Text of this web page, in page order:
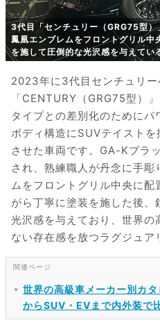
3代目「センチュリー（GRG75型
鳳凰エンブレムをフロントグリル
を施して圧倒的な光沢感を与えてい
2023年に3代目センチュリー
「CENTURY（GRG75型）
タイプとの差別化のためにパ
ボディ構造にSUVテイスト
させた車両です。GA-Kプラ
され、熟練職人が丹念に手
ムをフロントグリル中央に
がら丁寧に塗装を施した後、
光沢感を与えており、世界の
ない存在感を放つラグジュア
世界の高級車メーカー別カ
からSUV・EVまで内外装で